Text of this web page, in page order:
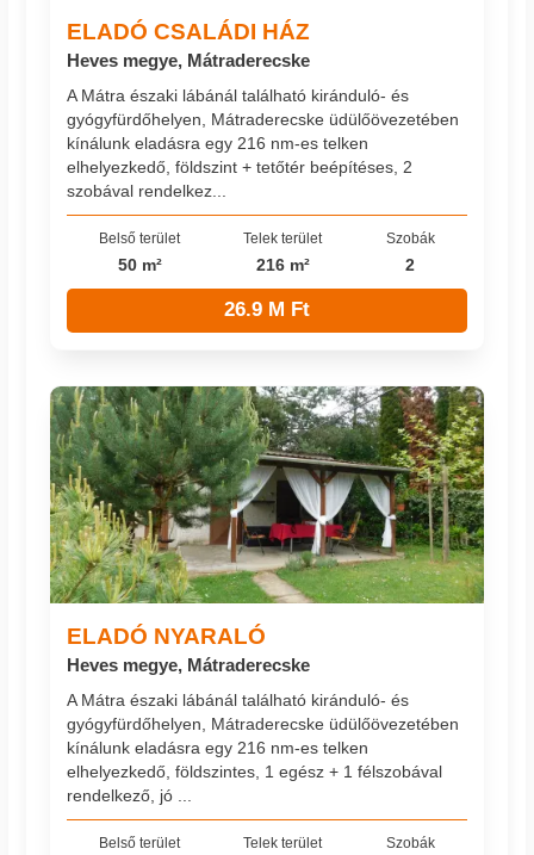
ELADÓ CSALÁDI HÁZ
Heves megye, Mátraderecske
A Mátra északi lábánál található kiránduló- és
gyógyfürdőhelyen, Mátraderecske üdülőövezetében
kínálunk eladásra egy 216 nm-es telken
elhelyezkedő, földszint + tetőtér beépítéses, 2
szobával rendelkez...
Belső terület
50 m²
Telek terület
216 m²
Szobák
2
26.9 M Ft
ELADÓ NYARALÓ
Heves megye, Mátraderecske
A Mátra északi lábánál található kiránduló- és
gyógyfürdőhelyen, Mátraderecske üdülőövezetében
kínálunk eladásra egy 216 nm-es telken
elhelyezkedő, földszintes, 1 egész + 1 félszobával
rendelkező, jó ...
Belső terület Telek terület Szobák